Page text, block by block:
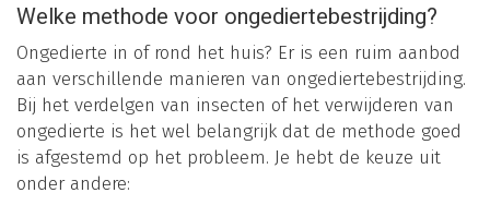
Welke methode voor ongediertebestrijding?
Ongedierte in of rond het huis? Er is een ruim aanbod
aan verschillende manieren van ongediertebestrijding.
Bij het verdelgen van insecten of het verwijderen van
ongedierte is het wel belangrijk dat de methode goed
is afgestemd op het probleem. Je hebt de keuze uit
onder andere: